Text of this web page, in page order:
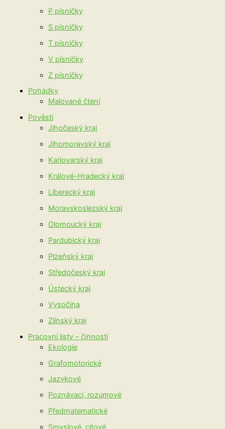
P písničky
S písničky
T písničky
V písničky
Z písničky
Pohádky
Malované čtení
Pověsti
Jihočeský kraj
Jihomoravský kraj
Karlovarský kraj
Králové-Hradecký kraj
Liberecký kraj
Moravskoslezský kraj
Olomoucký kraj
Pardubický kraj
Plzeňský kraj
Středočeský kraj
Ústecký kraj
Vysočina
Zlínský kraj
Pracovní listy – činnosti
Ekologie
Grafomotorické
Jazykové
Poznávací, rozumové
Předmatematické
Smyslové, citové